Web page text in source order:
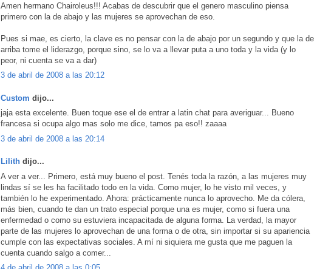
Amen hermano Chairoleus!!! Acabas de descubrir que el genero masculino piensa
primero con la de abajo y las mujeres se aprovechan de eso.
Pues si mae, es cierto, la clave es no pensar con la de abajo por un segundo y que la de
arriba tome el liderazgo, porque sino, se lo va a llevar puta a uno toda y la vida (y lo
peor, ni cuenta se va a dar)
3 de abril de 2008 a las 20:12
Custom dijo...
jaja esta excelente. Buen toque ese el de entrar a latin chat para averiguar... Bueno
francesa si ocupa algo mas solo me dice, tamos pa eso!! zaaaa
3 de abril de 2008 a las 20:14
Lilith dijo...
A ver a ver... Primero, está muy bueno el post. Tenés toda la razón, a las mujeres muy
lindas sí se les ha facilitado todo en la vida. Como mujer, lo he visto mil veces, y
también lo he experimentado. Ahora: prácticamente nunca lo aprovecho. Me da cólera,
más bien, cuando te dan un trato especial porque una es mujer, como si fuera una
enfermedad o como su estuviera incapacitada de alguna forma. La verdad, la mayor
parte de las mujeres lo aprovechan de una forma o de otra, sin importar si su apariencia
cumple con las expectativas sociales. A mí ni siquiera me gusta que me paguen la
cuenta cuando salgo a comer...